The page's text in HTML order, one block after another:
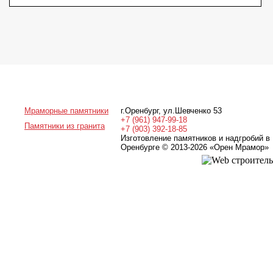
Мраморные памятники
Памятники из гранита
г.Оренбург, ул.Шевченко 53
+7 (961) 947-99-18
+7 (903) 392-18-85
Изготовление памятников и надгробий в
Оренбурге © 2013-2026 «Орен Мрамор»